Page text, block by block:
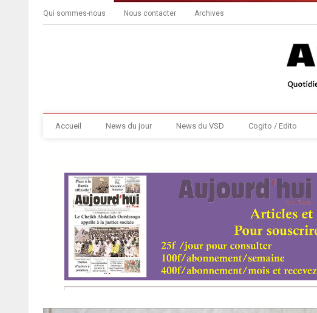
Qui sommes-nous Nous contacter Archives
Accueil News du jour News du VSD Cogito / Edito